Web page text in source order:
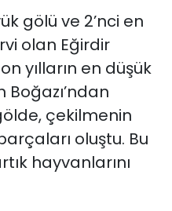
gölü ve 2’nci en
olan Eğirdir
yılların en düşük
çekilmenin
oluştu. Bu
hayvanlarını